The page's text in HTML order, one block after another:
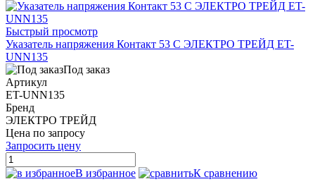
Быстрый просмотр
Указатель напряжения Контакт 53 С ЭЛЕКТРО ТРЕЙД ET-
UNN135
Под заказ
Артикул
ET-UNN135
Бренд
ЭЛЕКТРО ТРЕЙД
Цена по запросу
Запросить цену
В избранное К сравнению